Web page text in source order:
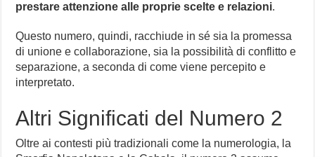
prestare attenzione alle proprie scelte e relazioni.
Questo numero, quindi, racchiude in sé sia la promessa
di unione e collaborazione, sia la possibilità di conflitto e
separazione, a seconda di come viene percepito e
interpretato.
Altri Significati del Numero 2
Oltre ai contesti più tradizionali come la numerologia, la